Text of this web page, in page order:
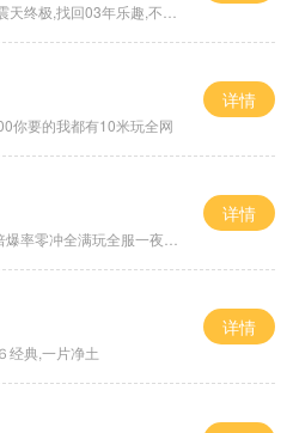
终极,找回03年乐趣,不搞花里胡
你要的我都有10米玩全网
详情
率零冲全满玩全服一夜终极
详情
经典,一片净土
详情